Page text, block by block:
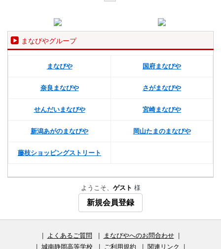
まなびやグループ
まなびや 国府まなびや
奈良まなびや さがまなびや
せんだいまなびや 宮崎まなびや
新潟あがのまなびや 岡山たまのまなびや
藤枝ショッピングストリート
ようこそ、 ゲスト 様
新規会員登録
よくあるご質問 まなびやへのお問合わせ|
城南静岡高等学校 ご利用規約 関連リンク